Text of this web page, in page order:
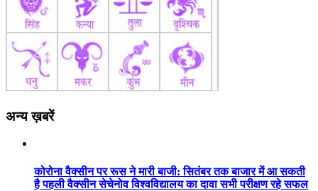
अन्य ख़बरें
कोरोना वैक्सीन पर रूस ने मारी बाजी: सितंबर तक बाजार में आ सकती
है पहली वैक्सीन सेचेनोव विश्वविद्यालय का दावा सभी परीक्षण रहे सफल